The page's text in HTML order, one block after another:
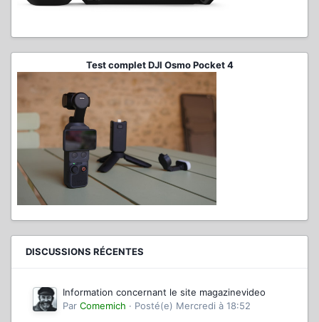
Test complet DJI Osmo Pocket 4
DISCUSSIONS RÉCENTES
Information concernant le site magazinevideo
Par Comemich · Posté(e) Mercredi à 18:52